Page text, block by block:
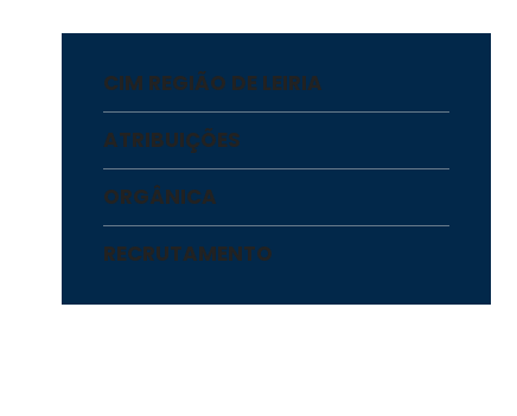
CIM REGIÃO DE LEIRIA
ATRIBUIÇÕES
ORGÂNICA
RECRUTAMENTO